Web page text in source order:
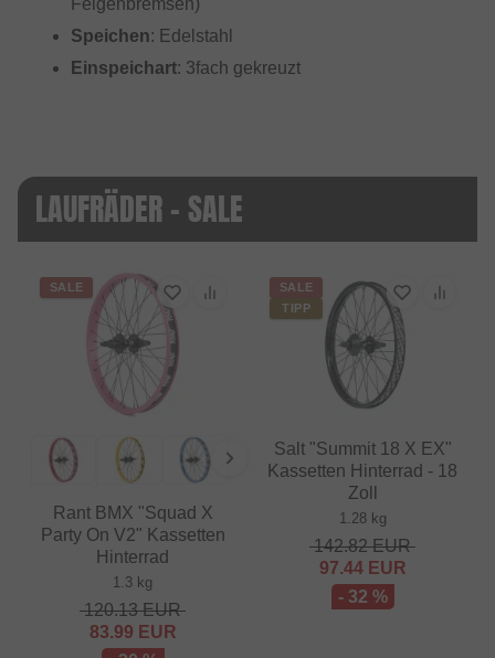
Felgenbremsen)
Speichen: Edelstahl
Einspeichart: 3fach gekreuzt
LAUFRÄDER - SALE
SALE
Rant BMX "Squad X
Party On V2" Kassetten
Hinterrad
1.3 kg
120.13EUR
83.99 EUR
SALE
TIPP
Salt "Summit 18 X EX"
Kassetten Hinterrad - 18
Zoll
1.28 kg
142.82EUR
97.44EUR
- 32 %